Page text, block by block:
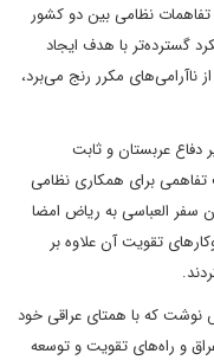
تفاهمات نظامی بین دو کشور
گسترده‌تر با هدف ایجاد
ناآرامی‌های مکرر رنج می‌برد،
دفاع عربستان و ثابت
عراق، 4 نوامبر 2024 یادداشت تفاهمی برای همکاری نظامی
سفر العباسی به ریاض امضا
تقویت آن علاوه بر
نوشت که با همتای عراقی خود
و راه‌های تقویت و توسعه